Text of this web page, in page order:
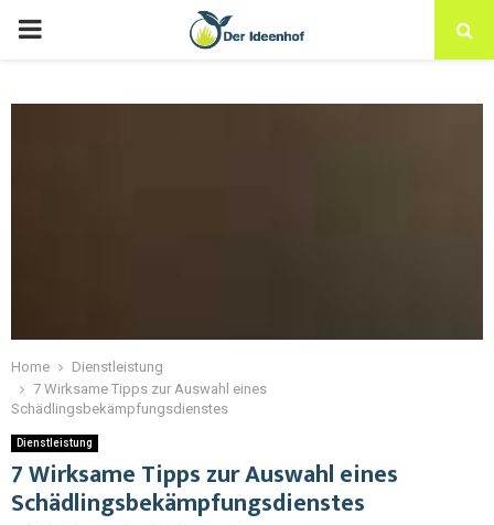
Home
Dienstleistung
7 Wirksame Tipps zur Auswahl eines
Schädlingsbekämpfungsdienstes
Dienstleistung
7 Wirksame Tipps zur Auswahl eines
Schädlingsbekämpfungsdienstes